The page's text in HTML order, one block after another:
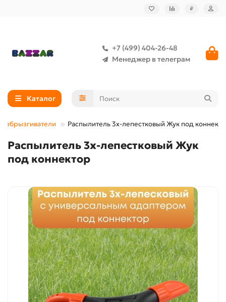
₽
+7 (499) 404-26-48
Менеджер в телеграм
Каталог
Распылитель 3х-лепестковый Жук под
Распылитель 3х-лепестковый Жук
под коннектор